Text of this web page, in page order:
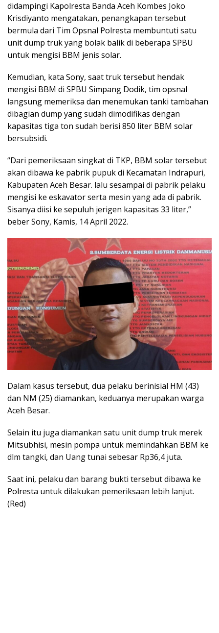
didampingi Kapolresta Banda Aceh Kombes Joko
Krisdiyanto mengatakan, penangkapan tersebut
bermula dari Tim Opsnal Polresta membuntuti satu
unit dump truk yang bolak balik di beberapa SPBU
untuk mengisi BBM jenis solar.
Kemudian, kata Sony, saat truk tersebut hendak
mengisi BBM di SPBU Simpang Dodik, tim opsnal
langsung memeriksa dan menemukan tanki tambahan
dibagian dump yang sudah dimodifikas dengan
kapasitas tiga ton sudah berisi 850 liter BBM solar
bersubsidi.
“Dari pemeriksaan singkat di TKP, BBM solar tersebut
akan dibawa ke pabrik pupuk di Kecamatan Indrapuri,
Kabupaten Aceh Besar. lalu sesampai di pabrik pelaku
mengisi ke eskavator serta mesin yang ada di pabrik.
Sisanya diisi ke sepuluh jerigen kapasitas 33 liter,”
beber Sony, Kamis, 14 April 2022.
Dalam kasus tersebut, dua pelaku berinisial HM (43)
dan NM (25) diamankan, keduanya merupakan warga
Aceh Besar.
Selain itu juga diamankan satu unit dump truk merek
Mitsubhisi, mesin pompa untuk memindahkan BBM ke
dlm tangki, dan Uang tunai sebesar Rp36,4 juta.
Saat ini, pelaku dan barang bukti tersebut dibawa ke
Polresta untuk dilakukan pemeriksaan lebih lanjut.
(Red)